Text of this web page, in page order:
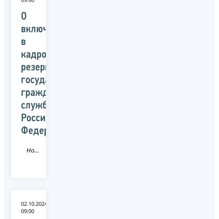
О
включении
в
кадровый
резерв
государственной
гражданской
службы
Российской
Федерации
Новость
02.10.2024
09:00